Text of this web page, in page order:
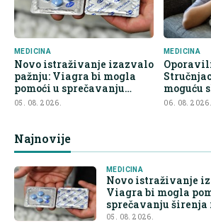
MEDICINA
Novo istraživanje izazvalo
pažnju: Viagra bi mogla
pomoći u sprečavanju
širenja raka
05. 08. 2026.
MEDICINA
moguću
posljedicu
06. 08. 2026.
Najnovije
MEDICINA
Novo istraživanje
Viagra bi mogla
sprečavanju širenja
05. 08. 2026.